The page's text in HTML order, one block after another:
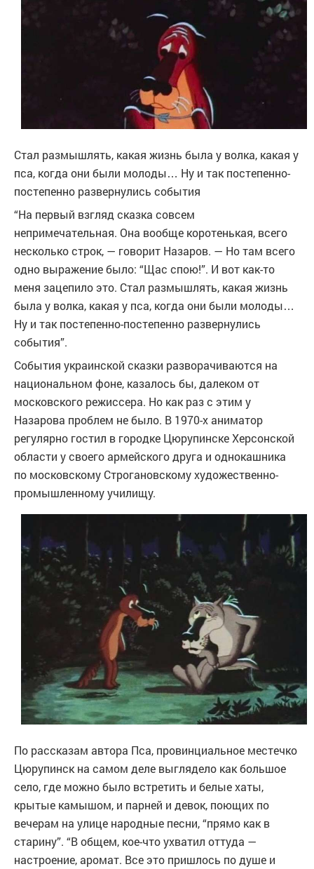
Стал размышлять, какая жизнь была у волка, какая у
пса, когда они были молоды… Ну и так постепенно-
постепенно развернулись события
“На первый взгляд сказка совсем
непримечательная. Она вообще коротенькая, всего
несколько строк, — говорит Назаров. — Но там всего
одно выражение было: “Щас спою!”. И вот как-то
меня зацепило это. Стал размышлять, какая жизнь
была у волка, какая у пса, когда они были молоды…
Ну и так постепенно-постепенно развернулись
события”.
События украинской сказки разворачиваются на
национальном фоне, казалось бы, далеком от
московского режиссера. Но как раз с этим у
Назарова проблем не было. В 1970-х аниматор
регулярно гостил в городке Цюрупинске Херсонской
области у своего армейского друга и однокашника
по московскому Строгановскому художественно-
промышленному училищу.
По рассказам автора Пса, провинциальное местечко
Цюрупинск на самом деле выглядело как большое
село, где можно было встретить и белые хаты,
крытые камышом, и парней и девок, поющих по
вечерам на улице народные песни, “прямо как в
старину”. “В общем, кое-что ухватил оттуда —
настроение, аромат. Все это пришлось по душе и